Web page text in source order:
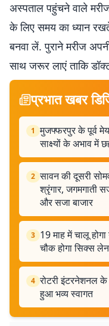
अस्पताल पहुंचने वाले
के लिए समय का ध्यान
बनवा लें. पुराने मरीज
साथ जरूर लाएं ताकि
प्रभात खबर
1 मुजफ्फरपुर के पूर्व
साक्ष्यों के अभाव में
2 सावन की दूसरी
श्रृंगार, जगमगाती
और सजा बाजार
3 19 माह में चालू
चौक होगा सिक्स
4 रोटरी इंटरनेशनल के
हुआ भव्य स्वागत